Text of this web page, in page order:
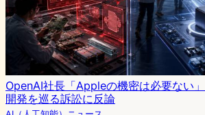
OpenAI社長「Appleの機密は必要ない
開発を巡る訴訟に反論